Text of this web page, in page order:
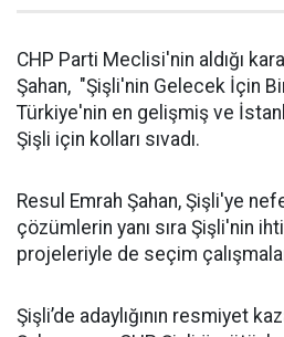
CHP Parti Meclisi'nin aldığı
Şahan, "Şişli'nin Gelecek İçin
Türkiye'nin en gelişmiş ve
Şişli için kolları sıvadı.
Resul Emrah Şahan, Şişli'ye
çözümlerin yanı sıra Şişli'nin
projeleriyle de seçim
Şişli’de adaylığının resmiyet